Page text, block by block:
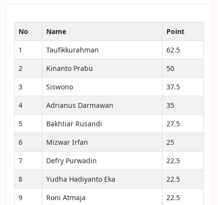
No Name
Point
1
Taufikkurahman
62.5
2
Kinanto Prabu
50
3
Siswono
37.5
4
Adrianus Darmawan
35
5
Bakhtiar Rusandi
27.5
6
Mizwar Irfan
25
7
Defry Purwadin
22.5
8
Yudha Hadiyanto Eka
22.5
9
Roni Atmaja
22.5